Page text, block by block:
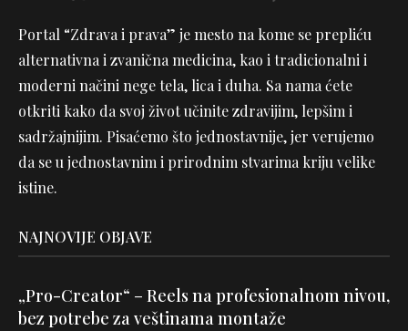
Portal “Zdrava i prava” je mesto na kome se prepliću
alternativna i zvanična medicina, kao i tradicionalni i
moderni načini nege tela, lica i duha. Sa nama ćete
otkriti kako da svoj život učinite zdravijim, lepšim i
sadržajnijim. Pisaćemo što jednostavnije, jer verujemo
da se u jednostavnim i prirodnim stvarima kriju velike
istine.
NAJNOVIJE OBJAVE
„Pro-Creator“ – Reels na profesionalnom nivou,
bez potrebe za veštinama montaže